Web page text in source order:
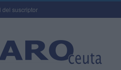
del suscriptor